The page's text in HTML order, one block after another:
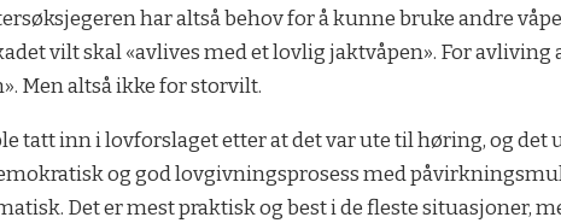
har altså behov for å kunne bruke andre
vilt skal «avlives med et lovlig jaktvåpen». For avliving
Men altså ikke for storvilt.
tatt inn i lovforslaget etter at det var ute til høring, og det
og god lovgivningsprosess med
Det er mest praktisk og best i de fleste situasjoner,